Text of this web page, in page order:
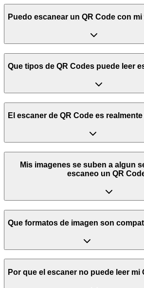
Puedo escanear un QR Code con
Que tipos de QR Codes puede leer
El escaner de QR Code es
Mis imagenes se suben a algun
escaneo un QR
Que formatos de imagen son
Por que el escaner no puede leer mi